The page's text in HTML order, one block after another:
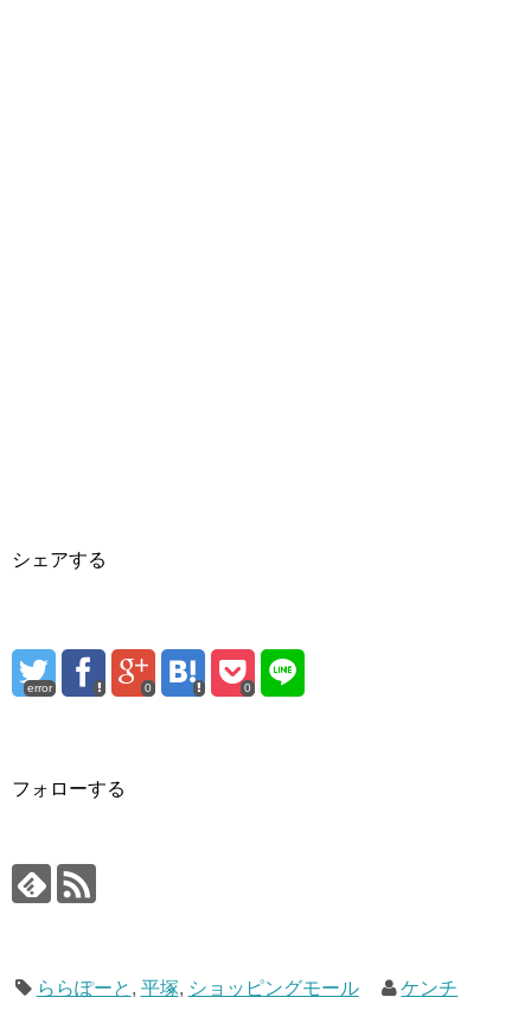
シェアする
error 0 0
フォローする
ららぽーと , 平塚, ショッピングモール ケンチ